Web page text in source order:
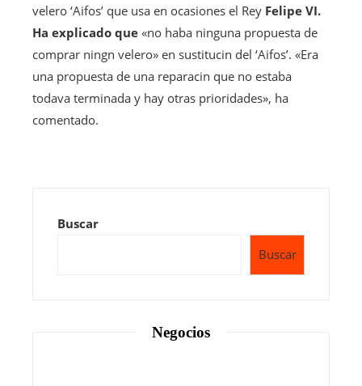
velero ‘Aifos’ que usa en ocasiones el Rey Felipe VI.
Ha explicado que «no haba ninguna propuesta de
comprar ningn velero» en sustitucin del ‘Aifos’. «Era
una propuesta de una reparacin que no estaba
todava terminada y hay otras prioridades», ha
comentado.
Buscar
Buscar
Negocios